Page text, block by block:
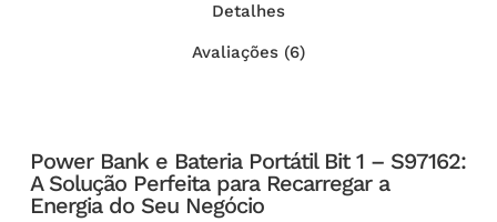
Detalhes
Avaliações (6)
Power Bank e Bateria Portátil Bit 1 – S97162:
A Solução Perfeita para Recarregar a
Energia do Seu Negócio